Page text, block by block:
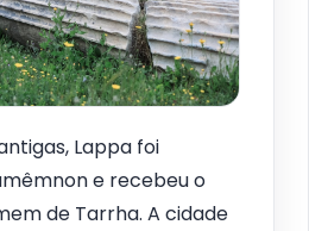
Lappa foi
e recebeu o
de Tarrha. A cidade